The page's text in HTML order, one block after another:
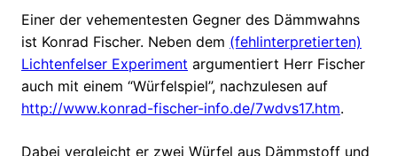
Einer der vehementesten Gegner des Dämmwahns
ist Konrad Fischer. Neben dem (fehlinterpretierten)
Lichtenfelser Experiment argumentiert Herr Fischer
auch mit einem “Würfelspiel”, nachzulesen auf
http://www.konrad-fischer-info.de/7wdvs17.htm.
Dabei vergleicht er zwei Würfel aus Dämmstoff und